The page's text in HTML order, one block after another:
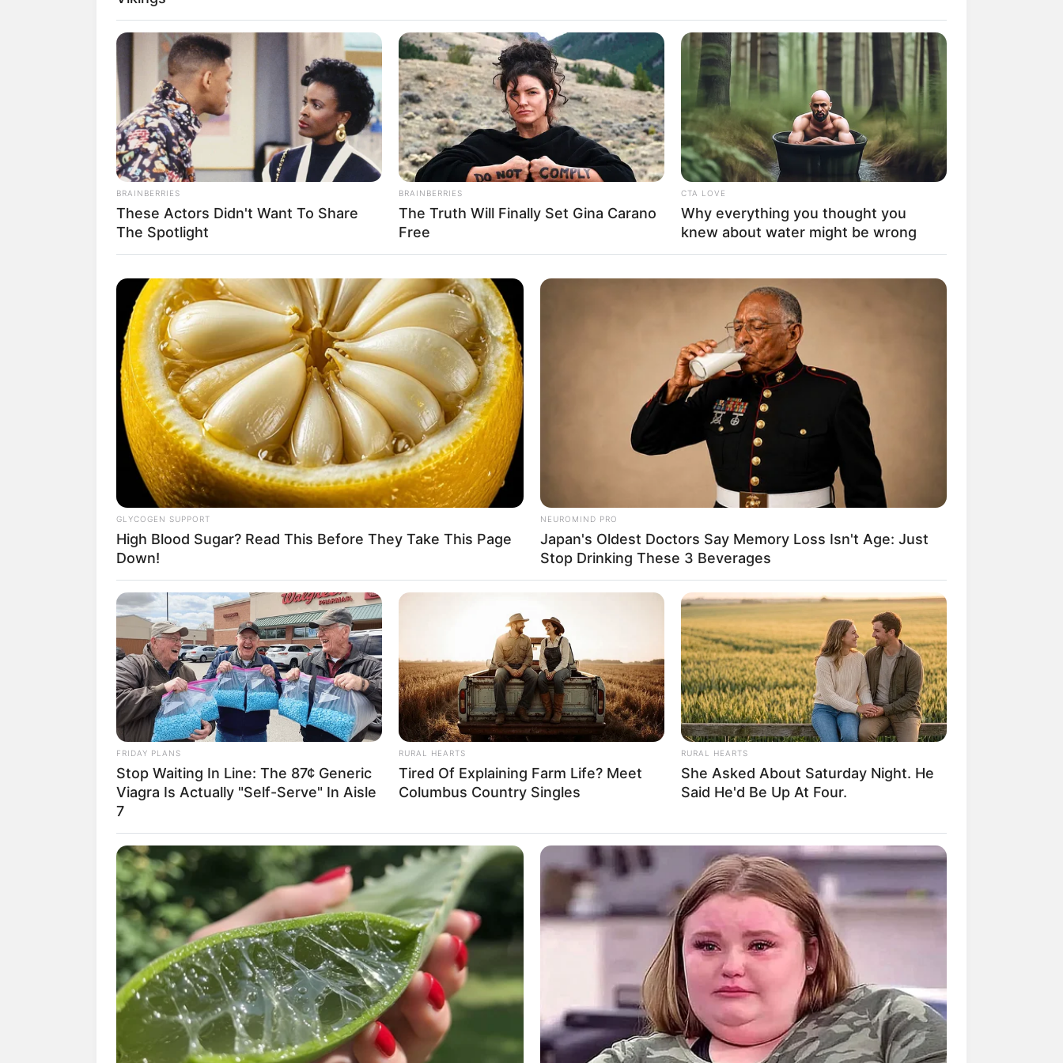
Affenberg Salem
In Deutschlands größtem begehbaren Affenfreigehege können mehr als 200 Berberaffen wie in der freien Natur
beobachtet und gefüttert werden. Außerdem gibt es eine Storchenstation und ein weiteres begehbares Gehege
mit Damwild.
Klosterinsel Reichenau
Im unteren Seebecken liegend, sorgt die größte und unter dem Schutz der UNESCO stehende Insel des
Bodensees mit ihrer beschaulichen Ausstrahlung und den wertvollen Überbleibseln eines berühmten
mittelalterlichen Klosters für Ruhe, Entspannung und Kulturgenuss.
Museum Reichenau auf der Insel Reichenau
Pfahlbaumuseum Unteruhldingen
Wie lebten unsere Vorfahren in der Stein- und Bronzezeit? In Unteruhldingen am Bodensee kann man das
Leben der Stein- und Bronzezeit anhand von mehr als 20 rekonstruierten Pfahlbauhäusern nachvollziehen.
Wallfahrtskirche Birnau
Durch ihre reichhaltige ornamentale Ausstattung mit Fresken, Stuckaturen, Altären und Skulpturen stellt die
oberhalb des Bodenseeufers stehende Kirche ein besonders gelungenes Gesamtkunstwerk des Rokokos dar.
Aachquelle
Der Aachtopf in Aach, bei Singen, wird vom Wasser der Donauversickerung gespeist und ist die wasserreichste
Bergfestung Hohentwiel
Die Ruinen einer der größten Bergfestungen Deutschlands befinden sich auf dem Schlotpfropfen eines
ehemaligen Vulkans.
Dornier-Museum Friedrichshafen
Als Erlebniswelt der Luft- und Raumfahrt gehört das an den Luftfahrtpionier Claude Dornier erinnernde Museum
zu den beeindruckendstentechnischen MuseeninSüddeutschland
. Es ist ein lohnendes Ausflugsziel in der
Bodenseeregion.
Radolfzell am Bodensee
Radolfzell ist ein nettes Touristenstädtchen in der Bodenseeregion. Es liegt am Untersee, der auch als
Gnadensee oder Zeller See bezeichnet wird, und besitzt ein mittelalterlich geprägtes Stadtzentrum.
weiter zum Hochrhein
Auswahl von Veranstaltungen am Bodensee und in der unmittelbaren Umgebung:
Seenachtsfest in Konstanz
Ein großes Open-Air-Festival auf mehreren Bühnen mit Live-Musik, Familien- und Kinderprogrammen, Wasserski-Shows
und vielen mehr, das mit einer großen Feuerwerkshow in der Konstanzer Bucht endet.
Stadt/Ort: Konstanz
BRAINBERRIES
These Actors Didn't Want To Share
The Spotlight
BRAINBERRIES
The Truth Will Finally Set Gina Carano
Free
CTA LOVE
Why everything you thought you
knew about water might be wrong
GLYCOGEN SUPPORT
High Blood Sugar? Read This Before They Take This Page
Down!
NEUROMIND PRO
Japan's Oldest Doctors Say Memory Loss Isn't Age: Just
Stop Drinking These 3 Beverages
FRIDAY PLANS
Stop Waiting In Line: The 87¢ Generic
Viagra Is Actually "Self-Serve" In Aisle
7
RURAL HEARTS
Tired Of Explaining Farm Life? Meet
Columbus Country Singles
RURAL HEARTS
She Asked About Saturday Night. He
Said He'd Be Up At Four.